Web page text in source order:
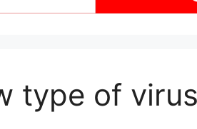
type of virus